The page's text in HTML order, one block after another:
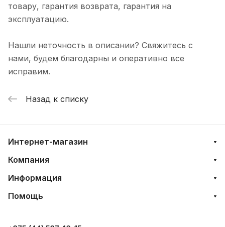
товару, гарантия возврата, гарантия на
эксплуатацию.
Нашли неточность в описании? Свяжитесь с
нами, будем благодарны и оперативно все
исправим.
Назад к списку
Интернет-магазин
Компания
Информация
Помощь